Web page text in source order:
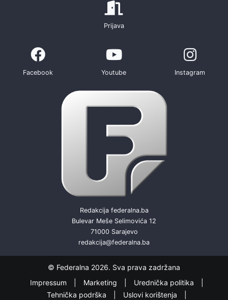
Prijava
Facebook Youtube Instagram
Redakcija federalna.ba
Bulevar Meše Selimovića 12
71000 Sarajevo
redakcija@federalna.ba
© Federalna 2026. Sva prava zadržana
Impressum
Marketing
Urednička politika
Tehnička podrška
Uslovi korištenja